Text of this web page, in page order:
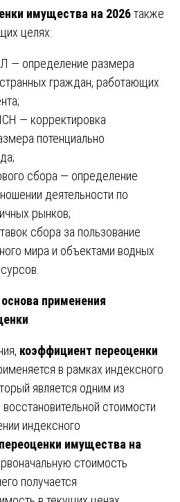
имущества на 2026также
целях:
— определение размера
граждан, работающих
— корректировка
потенциально
сбора — определение
деятельности по
рынков;
сбора за пользование
мира и объектами водных
применения
коэффициент переоценки
в рамках индексного
является одним из
стоимости
индексного
имущества на
стоимость
получается